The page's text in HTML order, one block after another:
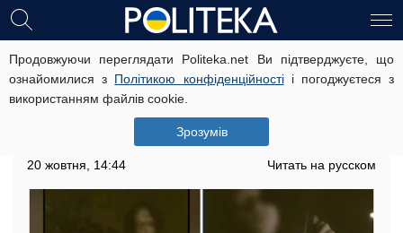
Продовжуючи переглядати Politeka.net Ви підтверджуєте, що
ознайомилися з Політикою конфіденційностіі погоджуєтеся з
використанням файлів cookie.
Зрозумів
Підлітки влаштували "розвагу" на
кладовищі заради відео в мережі:
курили і ламали хрест
Ось одне питання - навіщо?
20 жовтня, 14:44 Читать на русском